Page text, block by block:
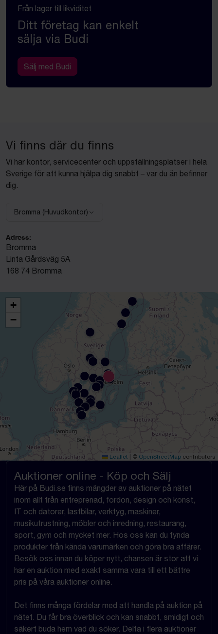
Från lager till likviditet
Ditt företag kan enkelt
sälja via Budi
Sälj med Budi
Vi finns där du finns
Vi har kontor, servicecenter och uppställningsplatser i hela
Sverige för att kunna hjälpa dig snabbt – var du än befinner
dig.
Välj anläggning:
Bromma (Huvudkontor)
Adress:
Bromma
Linta Gårdsväg 5A
168 74 Bromma
+
−
Leaflet © OpenStreetMap contributors
Auktioner online - Köp och Sälj
Här på Budi.se finns mängder av auktioner på nätet
inom allt från entreprenad, fordon, design och konst,
IT och datorer, lastbilar, verktyg, maskiner,
musikutrustning, möbler och inredning, restaurang,
sport, gym och mycket mer. Hos oss kan du fynda
produkter från kända varumärken och göra bra affärer.
Besök oss innan du köper nytt, chansen är stor att vi
har en auktion med exakt samma vara till ett bättre
pris på våra auktioner online.
Det finns många fördelar med att handla på auktion på
nätet. Du får bra överblick och kan snabbt, smidigt och
säkert buda hem vad du söker. Delta i flera auktioner